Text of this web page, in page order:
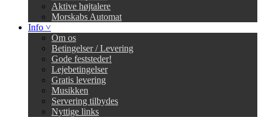
Aktive højtalere
Morskabs Automat
Info ˅
Om os
Betingelser / Levering
Gode feststeder!
Lejebetingelser
Gratis levering
Musikken
Servering tilbydes
Nyttige links